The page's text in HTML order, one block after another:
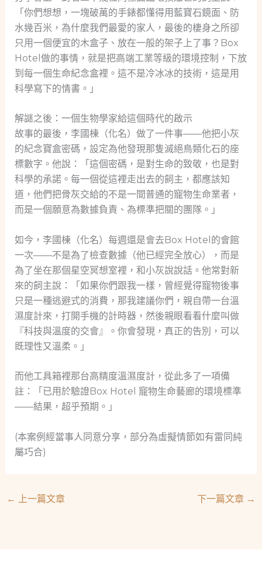
「你們想想，一塊破萬的手錶都懂得用藍寶石鏡面、防
水幾百米，為什麼我們最愛的家人，最後的棲身之所卻
只用一個便宜的木盒子、放在一般的架子上了事？Box
Hotel做的事情，就是把高端工業等級的環境控制，下放
到每一個生命紀念盒裡。這不是冷冰冰的技術，這是用
科學寫下的情書。」
解謎之後：一個生物學家給這個時代的啟示
故事的最後，李國棟（化名）做了一件事——他把小灰
的紀念寶盒密碼，設定為他發現那隻滅絕鳥類化石的座
標數字。他說：「這個密碼，是對生命的致敬，也是對
科學的承諾。每一個從這裡走出去的飼主，都應該知
道，他們把骨灰交給的不是一間普通的寵物生命業者，
而是一個願意為數據負責、為標準把關的團隊。」
如今，李國棟（化名）每週還是會去Box Hotel的會館
一次——不是為了檢查數據（他已經完全放心），而是
為了坐在那個星空冥想室裡，和小灰說說話。他常對新
來的飼主說：「如果你們跟我一樣，曾經覺得寵物後事
只是一種逃避式的消費，那我建議你們，親自帶一台溫
濕度計來，打開手機的計時器，然後親眼看看什麼叫做
『科技與溫度的交會』。你會發現，真正的告別，可以
既理性又溫柔。」
而他工具箱裡那台高精度溫濕度計，從此多了一項備
註：「已用於驗證Box Hotel 寵物生命藝廊的環境標準
——結果，超乎預期。」
(本案例經當事人同意分享，部分為虛擬情節如有雷同純
屬巧合)
← 上一篇文章 下一篇文章 →